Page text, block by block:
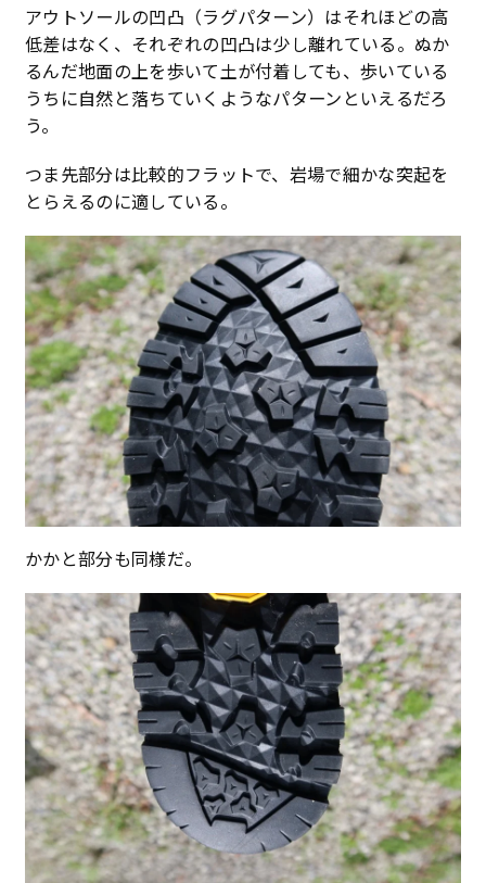
アウトソールの凹凸（ラグパターン）はそれほどの高
低差はなく、それぞれの凹凸は少し離れている。ぬか
るんだ地面の上を歩いて土が付着しても、歩いている
うちに自然と落ちていくようなパターンといえるだろ
う。
つま先部分は比較的フラットで、岩場で細かな突起を
とらえるのに適している。
かかと部分も同様だ。